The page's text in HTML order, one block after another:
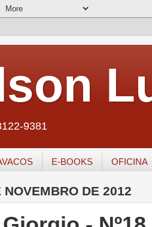
9381
E-BOOKS OFICINA
NOVEMBRO DE 2012